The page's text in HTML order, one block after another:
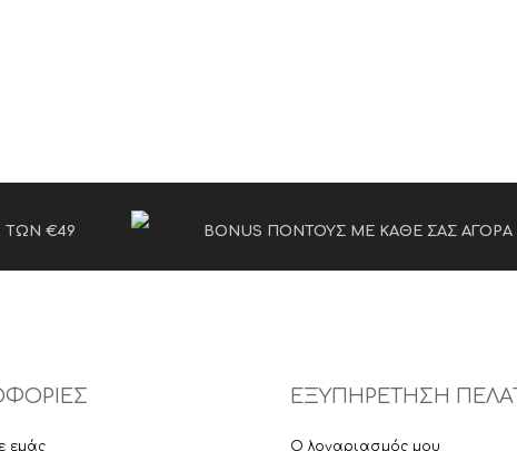
ΤΩΝ €49 BONUS ΠΟΝΤΟΥΣ ΜΕ ΚΑΘΕ ΣΑΣ ΑΓΟΡΑ
εμάς
ΕΞΥΠΗΡΕΤΗΣΗ
Ο λογαριασμός μου